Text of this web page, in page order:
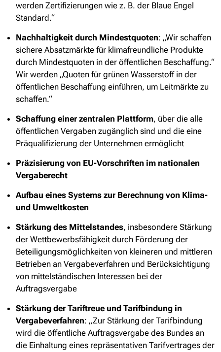
werden Zertifizierungen wie z. B. der Blaue Engel
Standard.“
Nachhaltigkeit durch Mindestquoten: „Wir schaffen
sichere Absatzmärkte für klimafreundliche Produkte
durch Mindestquoten in der öffentlichen Beschaffung.“
Wir werden „Quoten für grünen Wasserstoff in der
öffentlichen Beschaffung einführen, um Leitmärkte zu
schaffen.“
Schaffung einer zentralen Plattform, über die alle
öffentlichen Vergaben zugänglich sind und die eine
Präqualifizierung der Unternehmen ermöglicht
Präzisierung von EU-Vorschriften im nationalen
Vergaberecht
Aufbau eines Systems zur Berechnung von Klima-
und Umweltkosten
Stärkung des Mittelstandes, insbesondere Stärkung
der Wettbewerbsfähigkeit durch Förderung der
Beteiligungsmöglichkeiten von kleineren und mittleren
Betrieben an Vergabeverfahren und Berücksichtigung
von mittelständischen Interessen bei der
Auftragsvergabe
Stärkung der Tariftreue und Tarifbindung in
Vergabeverfahren: „Zur Stärkung der Tarifbindung
wird die öffentliche Auftragsvergabe des Bundes an
die Einhaltung eines repräsentativen Tarifvertrages der